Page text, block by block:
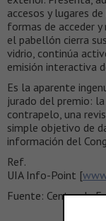
accesos y lugares
formas de acceder
el pabellón cierra
vidrio, continúa
emisión interactiva
Es la aparente
jurado del premio:
contrapelo, una
simple objetivo de
información del
Ref.
UIA Info-Point [
Fuente: Centro de